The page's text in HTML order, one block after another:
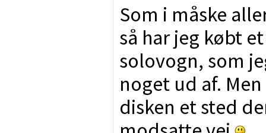
Som i måske
så har jeg købt
solovogn, som
noget ud af.
disken et sted